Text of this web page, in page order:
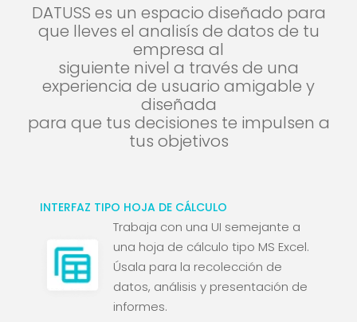
DATUSS es un espacio diseñado para
que lleves el analisís de datos de tu
empresa al
siguiente nivel a través de una
experiencia de usuario amigable y
diseñada
para que tus decisiones te impulsen a
tus objetivos
INTERFAZ TIPO HOJA DE CÁLCULO
Trabaja con una UI semejante a
una hoja de cálculo tipo MS Excel.
Úsala para la recolección de
datos, análisis y presentación de
informes.